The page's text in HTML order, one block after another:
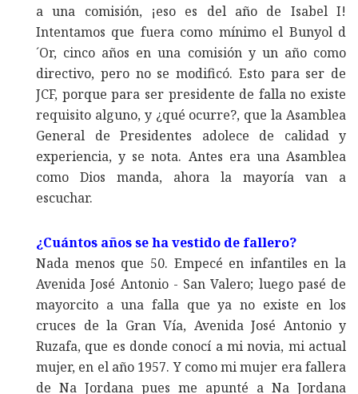
a una comisión, ¡eso es del año de Isabel I!
Intentamos que fuera como mínimo el Bunyol d
´Or, cinco años en una comisión y un año como
directivo, pero no se modificó. Esto para ser de
JCF, porque para ser presidente de falla no existe
requisito alguno, y ¿qué ocurre?, que la Asamblea
General de Presidentes adolece de calidad y
experiencia, y se nota. Antes era una Asamblea
como Dios manda, ahora la mayoría van a
escuchar.
¿Cuántos años se ha vestido de fallero?
Nada menos que 50. Empecé en infantiles en la
Avenida José Antonio - San Valero; luego pasé de
mayorcito a una falla que ya no existe en los
cruces de la Gran Vía, Avenida José Antonio y
Ruzafa, que es donde conocí a mi novia, mi actual
mujer, en el año 1957. Y como mi mujer era fallera
de Na Jordana pues me apunté a Na Jordana